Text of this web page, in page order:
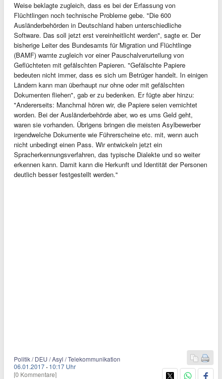
Weise beklagte zugleich, dass es bei der Erfassung von
Flüchtlingen noch technische Probleme gebe. "Die 600
Ausländerbehörden in Deutschland haben unterschiedliche
Software. Das soll jetzt erst vereinheitlicht werden", sagte er. Der
bisherige Leiter des Bundesamts für Migration und Flüchtlinge
(BAMF) warnte zugleich vor einer Pauschalverurteilung von
Geflüchteten mit gefälschten Papieren. "Gefälschte Papiere
bedeuten nicht immer, dass es sich um Betrüger handelt. In einigen
Ländern kann man überhaupt nur ohne oder mit gefälschten
Dokumenten fliehen", gab er zu bedenken. Er fügte aber hinzu:
"Andererseits: Manchmal hören wir, die Papiere seien vernichtet
worden. Bei der Ausländerbehörde aber, wo es ums Geld geht,
waren sie vorhanden. Übrigens bringen die meisten Asylbewerber
irgendwelche Dokumente wie Führerscheine etc. mit, wenn auch
nicht unbedingt einen Pass. Wir entwickeln jetzt ein
Spracherkennungsverfahren, das typische Dialekte und so weiter
erkennen kann. Damit kann die Herkunft und Identität der Personen
deutlich besser festgestellt werden."
Politik / DEU / Asyl / Telekommunikation
06.01.2017 · 10:17 Uhr
[0 Kommentare]